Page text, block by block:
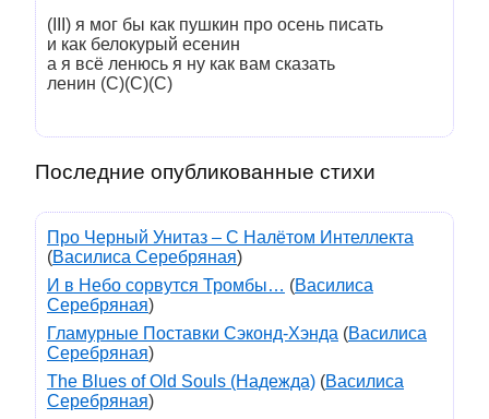
(III) я мог бы как пушкин про осень писать
и как белокурый есенин
а я всё ленюсь я ну как вам сказать
ленин (С)(С)(С)
Последние опубликованные стихи
Про Черный Унитаз – С Налётом Интеллекта
(Василиса Серебряная)
И в Небо сорвутся Тромбы… (Василиса
Серебряная)
Гламурные Поставки Сэконд-Хэнда (Василиса
Серебряная)
The Blues of Old Souls (Надежда) (Василиса
Серебряная)